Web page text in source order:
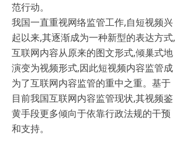
范行动。
我国一直重视网络监管工作,自短视频兴
起以来,其逐渐成为一种新型的表达方式,
互联网内容从原来的图文形式,倾巢式地
演变为视频形式,因此短视频内容监管成
为了互联网内容监管的重中之重。基于
目前我国互联网内容监管现状,其视频鉴
黄手段更多倾向于依靠行政法规的干预
和支持。